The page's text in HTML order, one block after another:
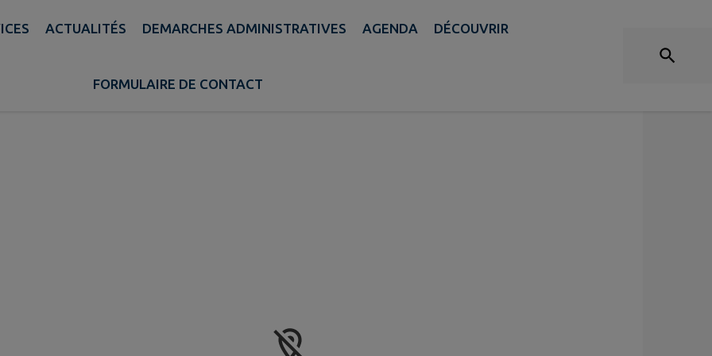
ACTUALITÉS DEMARCHES ADMINISTRATIVES AGENDA DÉCOUVRIR
FORMULAIRE DE CONTACT
DÉCOUVRIR
AUX ALENTOURS